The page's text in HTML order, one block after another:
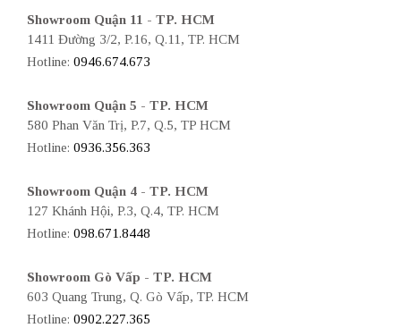
Showroom Quận 11 - TP. HCM
1411 Đường 3/2, P.16, Q.11, TP. HCM
Hotline: 0946.674.673
Showroom Quận 5 - TP. HCM
580 Phan Văn Trị, P.7, Q.5, TP HCM
Hotline: 0936.356.363
Showroom Quận 4 - TP. HCM
127 Khánh Hội, P.3, Q.4, TP. HCM
Hotline: 098.671.8448
Showroom Gò Vấp - TP. HCM
603 Quang Trung, Q. Gò Vấp, TP. HCM
Hotline: 0902.227.365